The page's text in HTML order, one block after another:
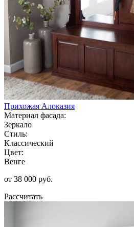
Прихожая Алоказия
Материал фасада:
Зеркало
Стиль:
Классический
Цвет:
Венге
от 38 000 руб.
Рассчитать